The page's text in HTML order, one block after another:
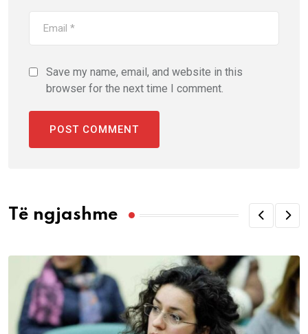
Save my name, email, and website in this
browser for the next time I comment.
Të ngjashme